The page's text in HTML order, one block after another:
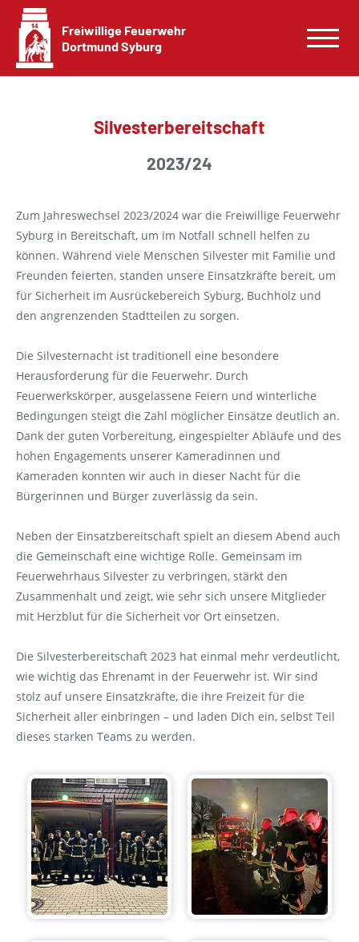
Freiwillige Feuerwehr
Dortmund Syburg
Silvester­bereitschaft
2023/24
Zum Jahreswechsel 2023/2024 war die Freiwillige Feuerwehr
Syburg in Bereitschaft, um im Notfall schnell helfen zu
können. Während viele Menschen Silvester mit Familie und
Freunden feierten, standen unsere Einsatzkräfte bereit, um
für Sicherheit im Ausrückebereich Syburg, Buchholz und
den angrenzenden Stadtteilen zu sorgen.
Die Silvesternacht ist traditionell eine besondere
Herausforderung für die Feuerwehr. Durch
Feuerwerkskörper, ausgelassene Feiern und winterliche
Bedingungen steigt die Zahl möglicher Einsätze deutlich an.
Dank der guten Vorbereitung, eingespielter Abläufe und des
hohen Engagements unserer Kameradinnen und
Kameraden konnten wir auch in dieser Nacht für die
Bürgerinnen und Bürger zuverlässig da sein.
Neben der Einsatzbereitschaft spielt an diesem Abend auch
die Gemeinschaft eine wichtige Rolle. Gemeinsam im
Feuerwehrhaus Silvester zu verbringen, stärkt den
Zusammenhalt und zeigt, wie sehr sich unsere Mitglieder
mit Herzblut für die Sicherheit vor Ort einsetzen.
Die Silvesterbereitschaft 2023 hat einmal mehr verdeutlicht,
wie wichtig das Ehrenamt in der Feuerwehr ist. Wir sind
stolz auf unsere Einsatzkräfte, die ihre Freizeit für die
Sicherheit aller einbringen – und laden Dich ein, selbst Teil
dieses starken Teams zu werden.